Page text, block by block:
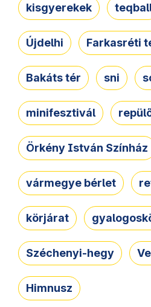
kisgyerekek
Újdelhi Farkasréti
Bakáts tér sni
minifesztivál
Örkény István Színház
vármegye bérlet
körjárat
Széchenyi-hegy
Himnusz